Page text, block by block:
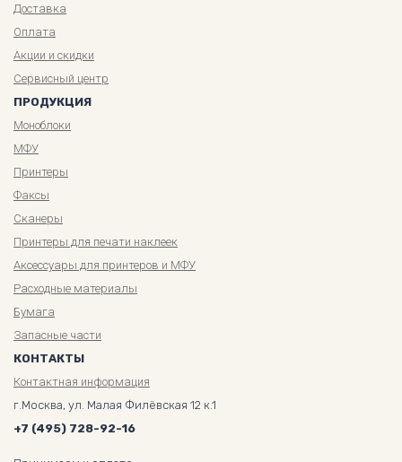
Доставка
Оплата
Акции и скидки
Сервисный центр
ПРОДУКЦИЯ
Моноблоки
МФУ
Принтеры
Факсы
Сканеры
Принтеры для печати наклеек
Аксессуары для принтеров и МФУ
Расходные материалы
Бумага
Запасные части
КОНТАКТЫ
Контактная информация
г.Москва, ул. Малая Филёвская 12 к.1
+7 (495) 728-92-16